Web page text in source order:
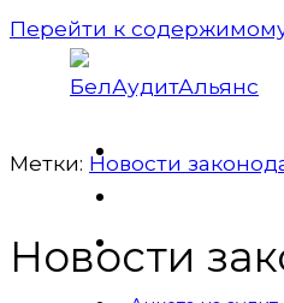
Перейти к
Метки: Новости
Новости